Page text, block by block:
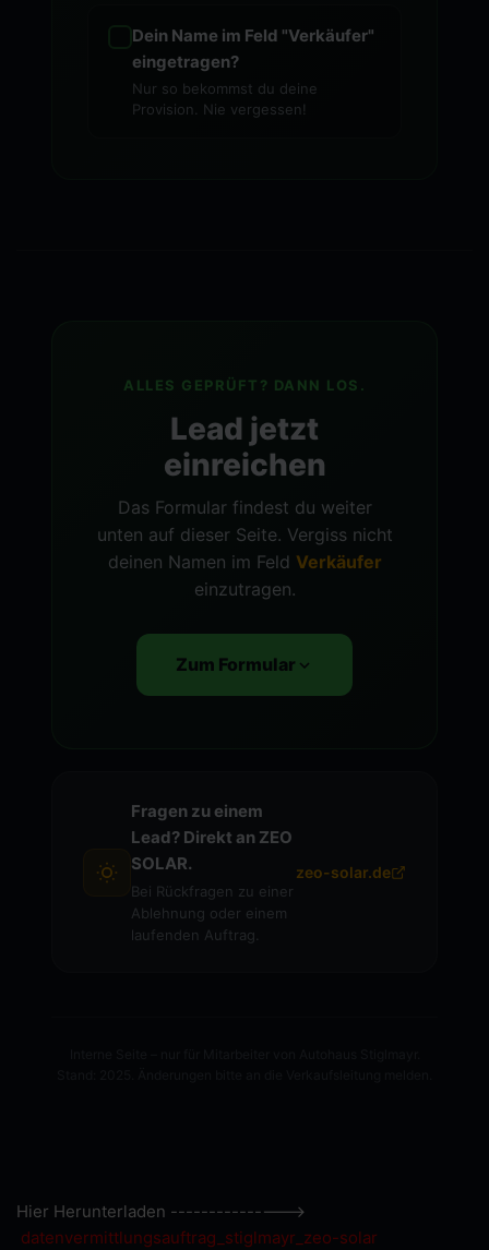
Dein Name im Feld "Verkäufer"
eingetragen?
Nur so bekommst du deine
Provision. Nie vergessen!
ALLES GEPRÜFT? DANN LOS.
Lead jetzt
einreichen
Das Formular findest du weiter
unten auf dieser Seite. Vergiss nicht
deinen Namen im Feld Verkäufer
einzutragen.
Zum Formular
Fragen zu einem
Lead? Direkt an ZEO
SOLAR.
Bei Rückfragen zu einer
Ablehnung oder einem
laufenden Auftrag.
zeo-solar.de
Hier Herunterladen --------------->
datenvermittlungsauftrag_stiglmayr_zeo-solar